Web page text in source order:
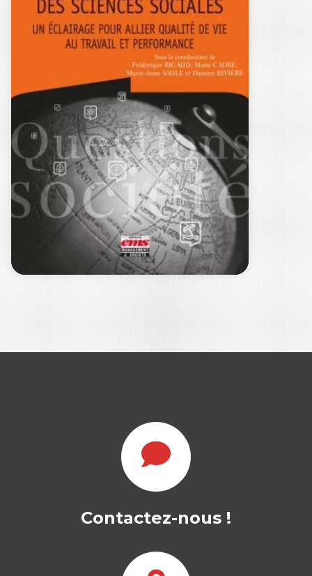
TRAVAIL ET
MANAGEMENT À
L’ÉPREUVE DES…
MARIE CADRE|MARIE-ANNE SAULE|
Cet ouvrage regroupe les adaptations
des meilleurs mémoires rédigés dans le
Contactez-nous !